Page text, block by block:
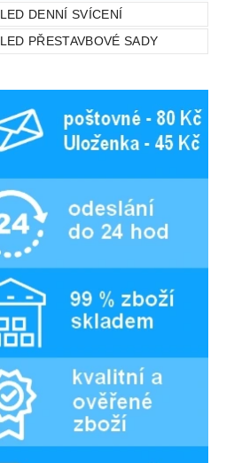
LED DENNÍ SVÍCENÍ
LED PŘESTAVBOVÉ SADY